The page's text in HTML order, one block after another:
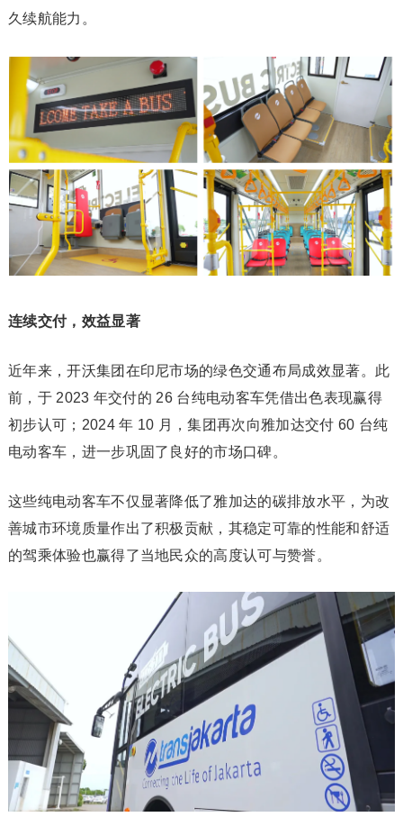
久续航能力。
连续交付，效益显著
近年来，开沃集团在印尼市场的绿色交通布局成效显著。此
前，于 2023 年交付的 26 台纯电动客车凭借出色表现赢得
初步认可；2024 年 10 月，集团再次向雅加达交付 60 台纯
电动客车，进一步巩固了良好的市场口碑。
这些纯电动客车不仅显著降低了雅加达的碳排放水平，为改
善城市环境质量作出了积极贡献，其稳定可靠的性能和舒适
的驾乘体验也赢得了当地民众的高度认可与赞誉。